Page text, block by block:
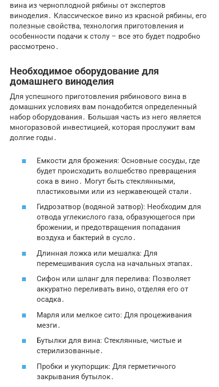
вина из черноплодной рябины от экспертов
виноделия․ Классическое вино из красной рябины, его
полезные свойства, технология приготовления и
особенности подачи к столу – все это будет подробно
рассмотрено․
Необходимое оборудование для
домашнего виноделия
Для успешного приготовления рябинового вина в
домашних условиях вам понадобится определенный
набор оборудования․ Большая часть из него является
многоразовой инвестицией, которая прослужит вам
долгие годы․
Емкости для брожения: Основные сосуды, где
будет происходить волшебство превращения
сока в вино․ Могут быть стеклянными,
пластиковыми или из нержавеющей стали․
Гидрозатвор (водяной затвор): Необходим для
отвода углекислого газа, образующегося при
брожении, и предотвращения попадания
воздуха и бактерий в сусло․
Длинная ложка или мешалка: Для
перемешивания сусла на начальных этапах․
Сифон или шланг для перелива: Позволяет
аккуратно переливать вино, отделяя его от
осадка․
Марля или мелкое сито: Для процеживания
мезги․
Бутылки для вина: Стеклянные, чистые и
стерилизованные․
Пробки и укупорщик: Для герметичного
закрывания бутылок․